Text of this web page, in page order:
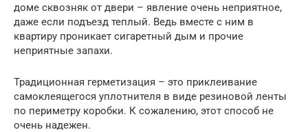
доме сквозняк от двери – явление очень неприятное,
даже если подъезд теплый. Ведь вместе с ним в
квартиру проникает сигаретный дым и прочие
неприятные запахи.
Традиционная герметизация – это приклеивание
самоклеящегося уплотнителя в виде резиновой ленты
по периметру коробки. К сожалению, этот способ не
очень надежен.